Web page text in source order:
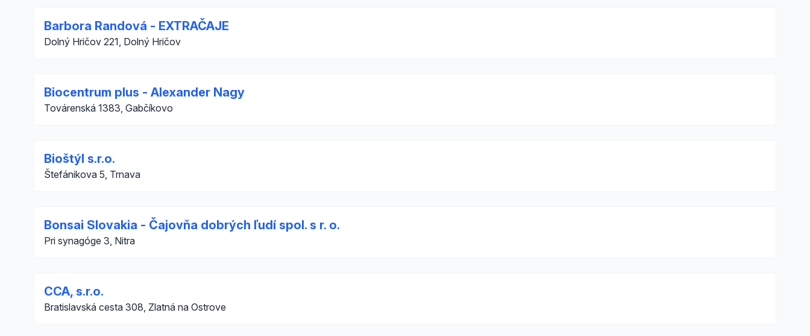
Barbora Randová - EXTRAČAJE
Dolný Hričov 221, Dolný Hričov
Biocentrum plus - Alexander Nagy
Továrenská 1383, Gabčíkovo
Bioštýl s.r.o.
Štefánikova 5, Trnava
Bonsai Slovakia - Čajovňa dobrých ľudí spol. s r. o.
Pri synagóge 3, Nitra
CCA, s.r.o.
Bratislavská cesta 308, Zlatná na Ostrove